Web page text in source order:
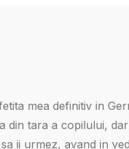
mea definitiv in
din tara a copilului,
ii urmez, avand in